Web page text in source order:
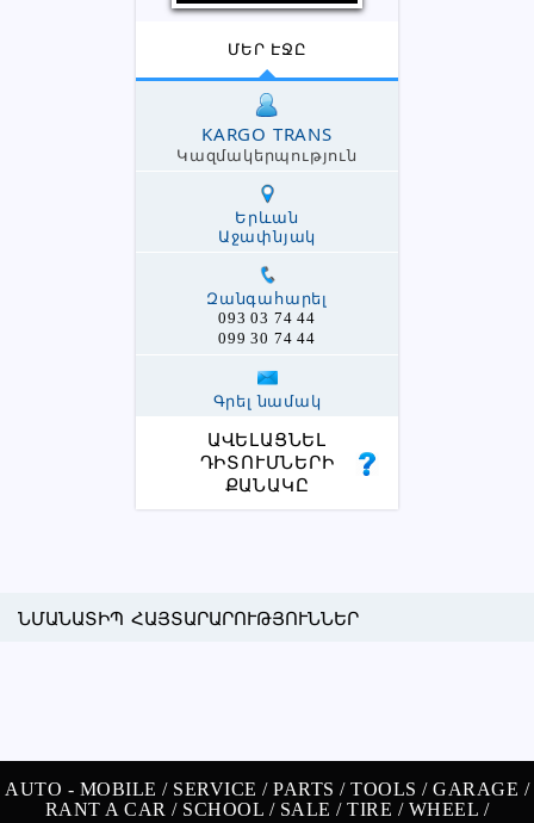
ՄԵՐ ԷՋԸ
KARGO TRANS
Կազմակերպություն
Երևան
Աջափնյակ
Զանգահարել
093 03 74 44
099 30 74 44
Գրել նամակ
ԱՎԵԼԱՑՆԵԼ
ԴԻՏՈՒՄՆԵՐԻ
ՔԱՆԱԿԸ
ՆՄԱՆԱՏԻՊ ՀԱՅՏԱՐԱՐՈՒԹՅՈՒՆՆԵՐ
AUTO - MOBILE / SERVICE / PARTS / TOOLS / GARAGE /
RANT A CAR / SCHOOL / SALE /TIRE / WHEEL /